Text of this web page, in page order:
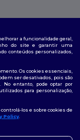
a funcionalidade geral,
do site e garantir uma
conteúdos personalizados,
Os cookies essenciais,
ser desativados, pois são
No entanto, pode optar por
para personalização,
los e sobre cookies de
Policy.